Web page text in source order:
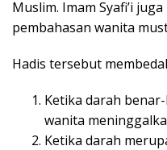
Muslim. Imam Syafi’i
pembahasan wanita
Hadis tersebut
Ketika darah
wanita
Ketika darah